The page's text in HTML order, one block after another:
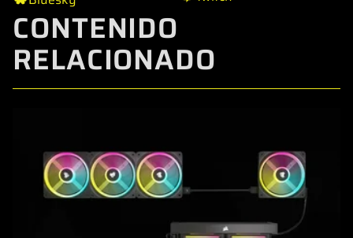
CONTENIDO
RELACIONADO